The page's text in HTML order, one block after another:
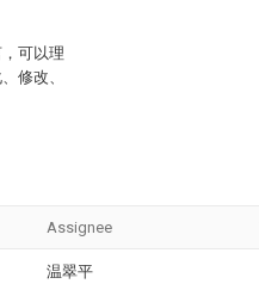
可以理
修改、
Assignee
温翠平